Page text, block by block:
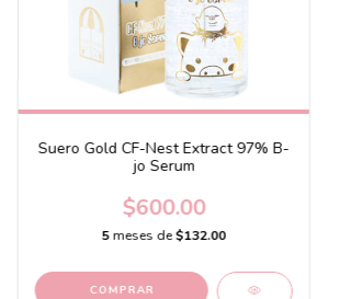
Suero Gold CF-Nest Extract 97% B-
jo Serum
$600.00
5meses de$132.00